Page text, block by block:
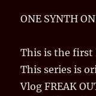
ONE SYNTH
This is the first
This series is
Vlog FREAK